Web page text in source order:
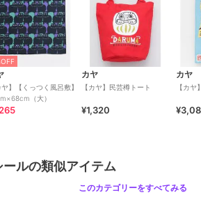
ヤ】【くっつく風呂敷】
（大）
カヤ
【カヤ】民芸樽トート
¥1,320
カヤ
【カ
ルの類似アイテム
このカテゴリーをすべてみる